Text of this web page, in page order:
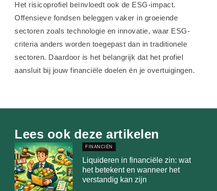
Het risicoprofiel beïnvloedt ook de ESG-impact.
Offensieve fondsen beleggen vaker in groeiende
sectoren zoals technologie en innovatie, waar ESG-
criteria anders worden toegepast dan in traditionele
sectoren. Daardoor is het belangrijk dat het profiel
aansluit bij jouw financiële doelen én je overtuigingen.
Lees ook deze artikelen
FINANCIËN
Liquideren in financiële zin: wat
het betekent en wanneer het
verstandig kan zijn